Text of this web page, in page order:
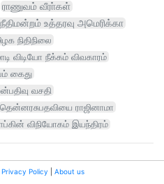
ராணுவம் வீரா்கள்
உத்தரவு அமெரிக்கா
நிதிநிலை
விடியோ நீக்கம் விவகாரம்
கைது
வசதி
தென்னரசுபதவியை ராஜினாமா
விநியோகம் இயந்திரம்
Privacy Policy About us